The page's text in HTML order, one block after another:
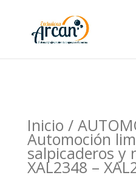
Inicio /
Automoción
salpicaderos y
XAL2348 –